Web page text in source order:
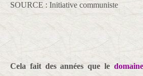
SOURCE : Initiative communiste
Cela fait des années que le